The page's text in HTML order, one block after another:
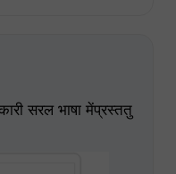
सरल भाषा मेंप्रस्ततु